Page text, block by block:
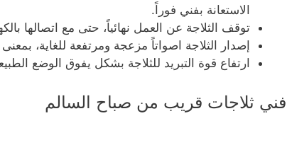
الاستعانة بفني فوراً.
توقف الثلاجة عن العمل نهائياً، حتى مع اتصالها
إصدار الثلاجة اصواتاً مزعجة ومرتفعة للغاية،
ارتفاع قوة التبريد للثلاجة بشكل يفوق الوضع
فني ثلاجات قريب من صباح السالم